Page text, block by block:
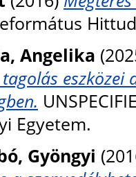
Angelika
Egyetem.
Gyöngyi